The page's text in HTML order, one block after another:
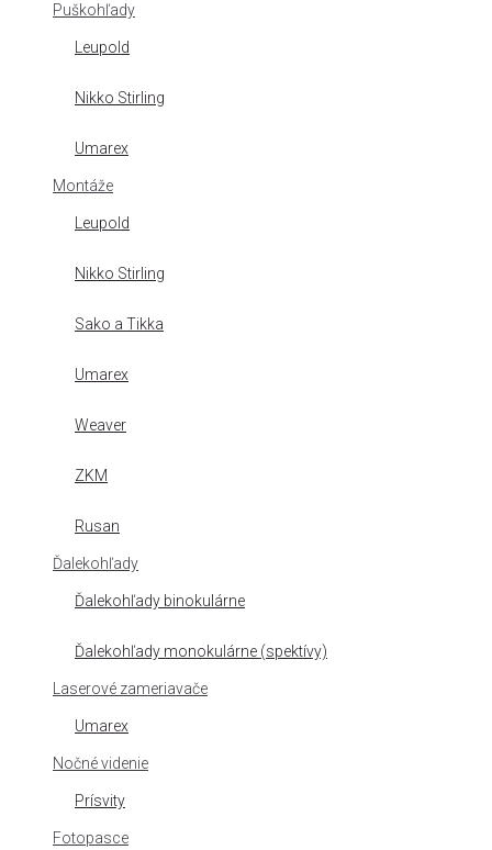
Puškohľady
Leupold
Nikko Stirling
Umarex
Montáže
Leupold
Nikko Stirling
Sako a Tikka
Umarex
Weaver
ZKM
Rusan
Ďalekohľady
Ďalekohľady binokulárne
Ďalekohľady monokulárne (spektívy)
Laserové zameriavače
Umarex
Nočné videnie
Prísvity
Fotopasce